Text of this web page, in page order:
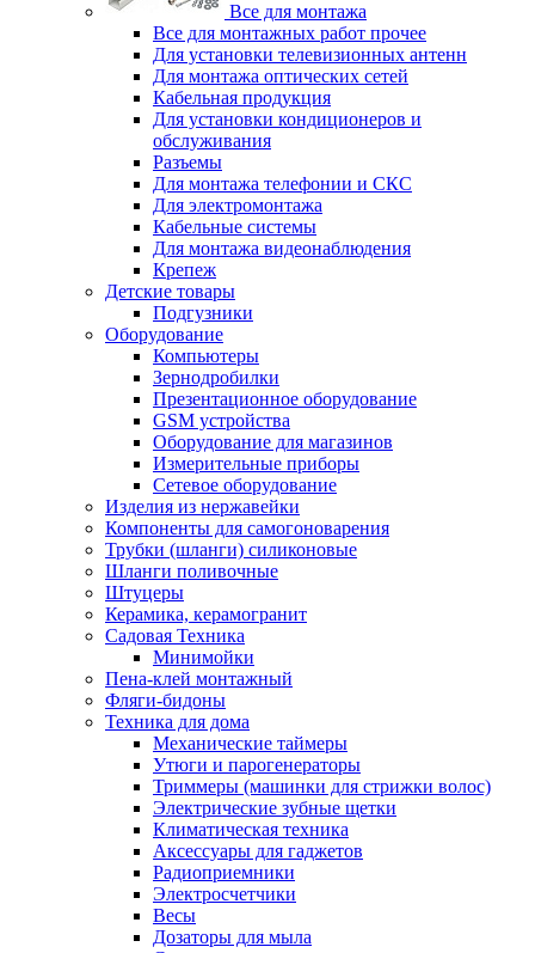
Все для монтажа
Все для монтажных работ прочее
Для установки телевизионных антенн
Для монтажа оптических сетей
Кабельная продукция
Для установки кондиционеров и
обслуживания
Разъемы
Для монтажа телефонии и СКС
Для электромонтажа
Кабельные системы
Для монтажа видеонаблюдения
Крепеж
Детские товары
Подгузники
Оборудование
Компьютеры
Зернодробилки
Презентационное оборудование
GSM устройства
Оборудование для магазинов
Измерительные приборы
Сетевое оборудование
Изделия из нержавейки
Компоненты для самогоноварения
Трубки (шланги) силиконовые
Шланги поливочные
Штуцеры
Керамика, керамогранит
Садовая Техника
Минимойки
Пена-клей монтажный
Фляги-бидоны
Техника для дома
Механические таймеры
Утюги и парогенераторы
Триммеры (машинки для стрижки волос)
Электрические зубные щетки
Климатическая техника
Аксессуары для гаджетов
Радиоприемники
Электросчетчики
Весы
Дозаторы для мыла